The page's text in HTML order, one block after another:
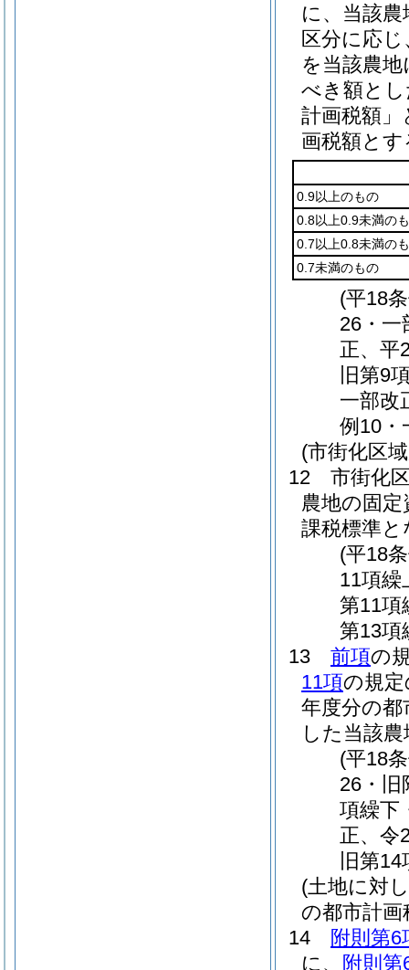
に、当該
区分に応じ
を当該農
べき額と
計画税額」
画税額とす
0.9以上のもの
0.8以上0.9未満の
0.7以上0.8未満の
0.7未満のもの
(平18
26・一
正、平
旧第9
一部改
例10・
(市街化区
12
市街化
農地の固
課税標準
(平18
11項繰
第11項
第13項
13
前項の
11項の規
年度分の
した当該
(平18
26・旧
項繰下
正、令
旧第
(土地に対
の都市計
14
附則第6
に、 附則第